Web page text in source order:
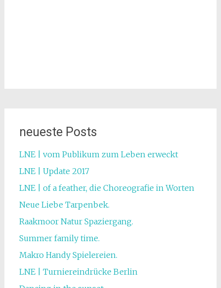
neueste Posts
LNE | vom Publikum zum Leben erweckt
LNE | Update 2017
LNE | of a feather, die Choreografie in Worten
Neue Liebe Tarpenbek.
Raakmoor Natur Spaziergang.
Summer family time.
Makro Handy Spielereien.
LNE | Turniereindrücke Berlin